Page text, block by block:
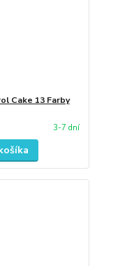
Cake 13 Farby
3-7 dní